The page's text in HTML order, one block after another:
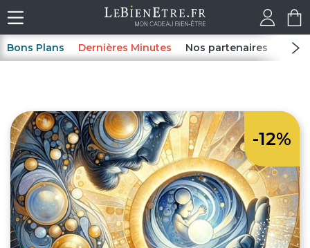
Bons Plans Dernières Minutes Nos partenaires Spas
-12%